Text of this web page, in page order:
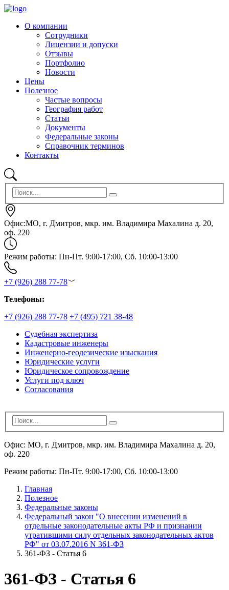
О компании
Сотрудники
Лицензии и допуски
Отзывы
Портфолио
Новости
Цены
Полезное
Частые вопросы
География работ
Статьи
Документы
Федеральные законы
Справочник терминов
Контакты
Офис:МО, г. Дмитров, мкр. им. Владимира Махалина д. 20,
оф. 220
Режим работы: Пн-Пт. 9:00-17:00, Сб. 10:00-13:00
+7 (926) 288 77-78
Телефоны:
+7 (926) 288 77-78 +7 (495) 721 38-48
Судебная экспертиза
Кадастровые инженеры
Инженерно-геодезические изыскания
Юридические услуги
Юридическое сопровождение
Услуги под ключ
Согласования
Офис: МО, г. Дмитров, мкр. им. Владимира Махалина д. 20,
оф. 220
Режим работы: Пн-Пт. 9:00-17:00, Сб. 10:00-13:00
Главная
Полезное
Федеральные законы
Федеральный закон "О внесении изменений в
отдельные законодательные акты РФ и признании
утратившими силу отдельных законодательных актов
РФ" от 03.07.2016 N 361-ФЗ
361-ФЗ - Статья 6
361-ФЗ - Статья 6